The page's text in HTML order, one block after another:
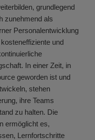
grundlegend
zunehmend als
Personalentwicklung
und
In einer Zeit, in
geworden ist und
stehen
ihre Teams
zu halten. Die
ermöglicht es,
Lernfortschritte